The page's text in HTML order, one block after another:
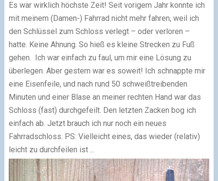
Es war wirklich höchste Zeit! Seit vorigem Jahr konnte ich
mit meinem (Damen-) Fahrrad nicht mehr fahren, weil ich
den Schlüssel zum Schloss verlegt – oder verloren –
hatte. Keine Ahnung. So hieß es kleine Strecken zu Fuß
gehen. Ich war einfach zu faul, um mir eine Lösung zu
überlegen. Aber gestern war es soweit! Ich schnappte mir
eine Eisenfeile, und nach rund 50 schweißtreibenden
Minuten und einer Blase an meiner rechten Hand war das
Schloss (fast) durchgefeilt. Den letzten Zacken bog ich
einfach ab. Jetzt brauch ich nur noch ein neues
Fahrradschloss. PS: Vielleicht eines, das wieder (relativ)
leicht zu durchfeilen ist ...